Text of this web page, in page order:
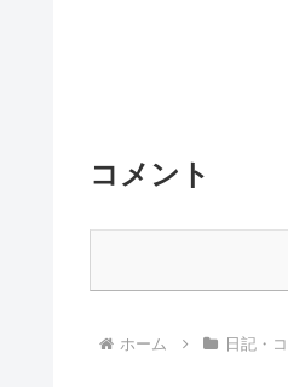
コメント
ホーム 日記・